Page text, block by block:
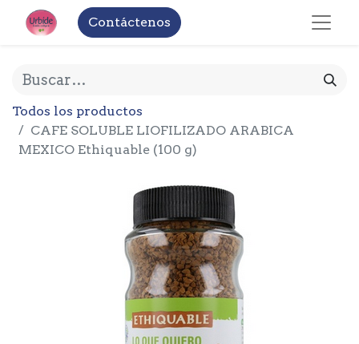
Contáctenos
Todos los productos
CAFE SOLUBLE LIOFILIZADO ARABICA
MEXICO Ethiquable (100 g)